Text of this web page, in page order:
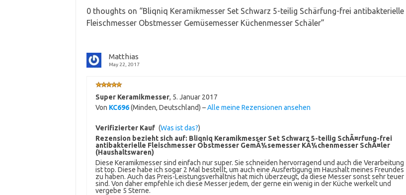
0 thoughts on “Bliqniq Keramikmesser Set Schwarz 5-teilig Schärfung-frei antibakterielle
Fleischmesser Obstmesser Gemüsemesser Küchenmesser Schäler”
Matthias
May 22, 2017
Super Keramikmesser, 5. Januar 2017
Von KC696(Minden, Deutschland) –Alle meine Rezensionen ansehen
Verifizierter Kauf (Was ist das?)
Rezension bezieht sich auf: Bliqniq Keramikmesser Set Schwarz 5-teilig SchÃ¤rfung-frei
antibakterielle Fleischmesser Obstmesser GemÃ¼semesser KÃ¼chenmesser SchÃ¤ler
(Haushaltswaren)
Diese Keramikmesser sind einfach nur super. Sie schneiden hervorragend und auch die Verarbeitung
ist top. Diese habe ich sogar 2 Mal bestellt, um auch eine Ausfertigung im Haushalt meines Freundes
zu haben. Auch das Preis-Leistungsverhältnis hat mich überzeugt, da diese Messer sonst sehr teuer
sind. Von daher empfehle ich diese Messer jedem, der gerne ein wenig in der Küche werkelt und
vergebe 5 Sterne.